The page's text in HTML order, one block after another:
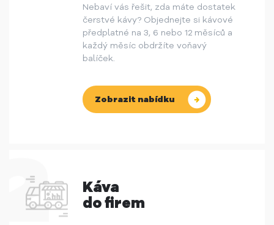
Nebaví vás řešit, zda máte dostatek
čerstvé kávy? Objednejte si kávové
předplatné na 3, 6 nebo 12 měsíců a
každý měsíc obdržíte voňavý
balíček.
Zobrazit nabídku
Káva
do firem